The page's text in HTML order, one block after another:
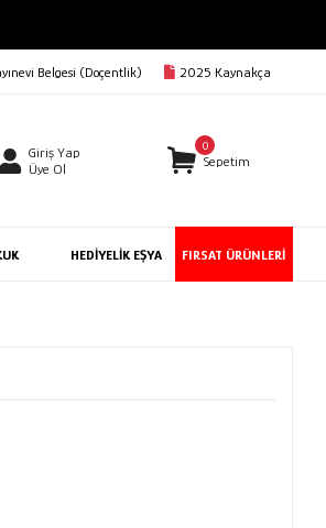
Belgesi (Doçentlik) 2025 Kaynakça
Giriş Yap
Üye Ol
0
Sepetim
HEDİYELİK EŞYA FIRSAT ÜRÜNLERİ